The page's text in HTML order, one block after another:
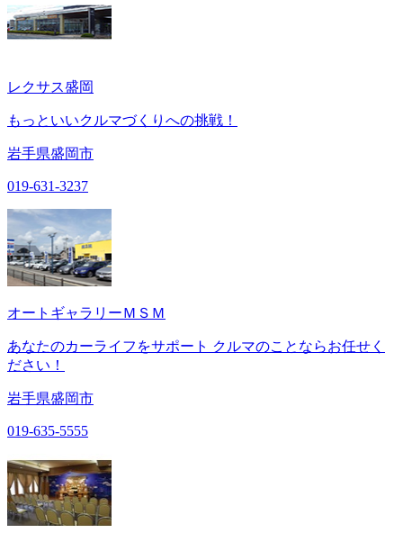
レクサス盛岡
もっといいクルマづくりへの挑戦！
岩手県盛岡市
019-631-3237
オートギャラリーＭＳＭ
あなたのカーライフをサポート クルマのことならお任せく
ださい！
岩手県盛岡市
019-635-5555